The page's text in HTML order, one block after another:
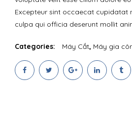
Excepteur sint occaecat cupidatat
culpa qui officia deserunt mollit
Categories: Máy Cắt, Máy gia